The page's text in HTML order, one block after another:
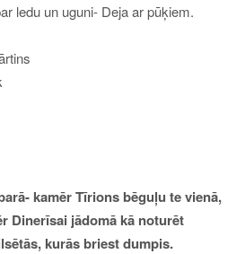
ledu un uguni- Deja ar pūķiem.
kamēr Tīrions bēguļu te vienā,
Dinerīsai jādomā kā noturēt
kurās briest dumpis.